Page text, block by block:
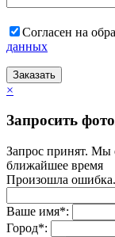
Согласен на
данных
Заказать
×
Запросить
Запрос принят. Мы
ближайшее время
Произошла ошибка.
Ваше имя*:
Город*: